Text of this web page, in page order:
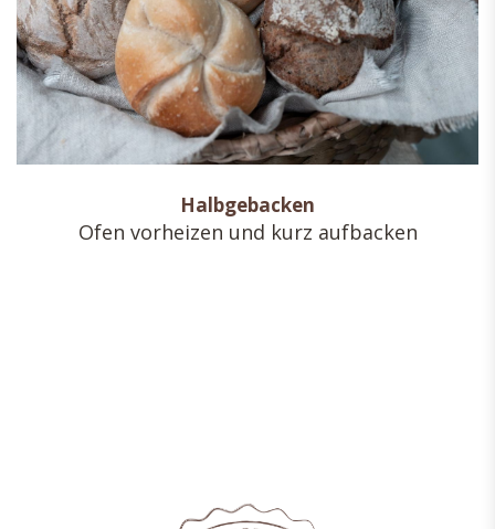
Halbgebacken
Ofen vorheizen und kurz aufbacken